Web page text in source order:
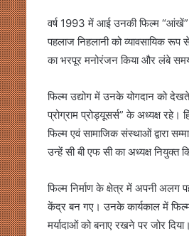
वर्ष 1993 में आई उनकी फिल्म “आंखें”
पहलाज निहलानी को व्यावसायिक रूप
का भरपूर मनोरंजन किया और लंबे
फिल्म उद्योग में उनके योगदान को
प्रोग्राम प्रोड्यूसर्स” के अध्यक्ष
फिल्म एवं सामाजिक संस्थाओं द्वारा
उन्हें सी बी एफ सी का अध्यक्ष नियुक्त
फिल्म निर्माण के क्षेत्र में अपनी अलग
केंद्र बन गए। उनके कार्यकाल में
मर्यादाओं को बनाए रखने पर जोर